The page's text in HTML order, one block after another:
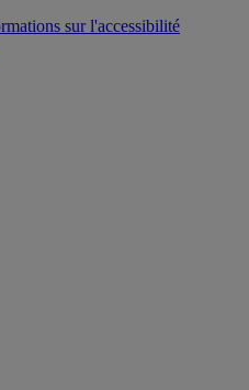
sur l'accessibilité